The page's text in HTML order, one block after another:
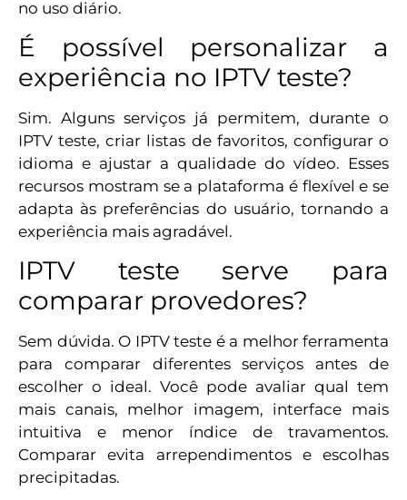
no uso diário.
É possível personalizar a
experiência no IPTV teste?
Sim. Alguns serviços já permitem, durante o
IPTV teste, criar listas de favoritos, configurar o
idioma e ajustar a qualidade do vídeo. Esses
recursos mostram se a plataforma é flexível e se
adapta às preferências do usuário, tornando a
experiência mais agradável.
IPTV teste serve para
comparar provedores?
Sem dúvida. O IPTV teste é a melhor ferramenta
para comparar diferentes serviços antes de
escolher o ideal. Você pode avaliar qual tem
mais canais, melhor imagem, interface mais
intuitiva e menor índice de travamentos.
Comparar evita arrependimentos e escolhas
precipitadas.